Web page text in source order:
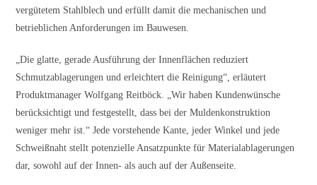
vergütetem Stahlblech und erfüllt damit die mechanischen und
betrieblichen Anforderungen im Bauwesen.
„Die glatte, gerade Ausführung der Innenflächen reduziert
Schmutzablagerungen und erleichtert die Reinigung“, erläutert
Produktmanager Wolfgang Reitböck. „Wir haben Kundenwünsche
berücksichtigt und festgestellt, dass bei der Muldenkonstruktion
weniger mehr ist.“ Jede vorstehende Kante, jeder Winkel und jede
Schweißnaht stellt potenzielle Ansatzpunkte für Materialablagerungen
dar, sowohl auf der Innen- als auch auf der Außenseite.